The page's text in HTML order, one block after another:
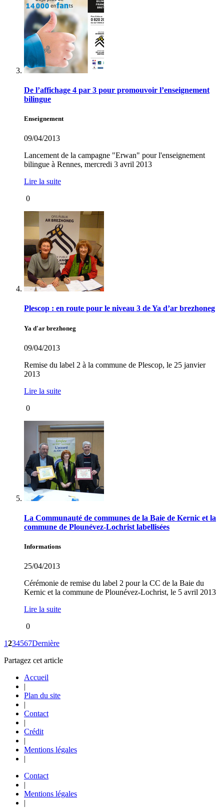
De l’affichage 4 par 3 pour promouvoir l’enseignement
bilingue
Enseignement
09/04/2013
Lancement de la campagne "Erwan" pour l'enseignement
bilingue à Rennes, mercredi 3 avril 2013
Lire la suite
0
Plescop : en route pour le niveau 3 de Ya d’ar brezhoneg
Ya d'ar brezhoneg
09/04/2013
Remise du label 2 à la commune de Plescop, le 25 janvier
2013
Lire la suite
0
La Communauté de communes de la Baie de Kernic et la
commune de Plounévez-Lochrist labellisées
Informations
25/04/2013
Cérémonie de remise du label 2 pour la CC de la Baie du
Kernic et la commune de Plounévez-Lochrist, le 5 avril 2013
Lire la suite
0
1234567Dernière
Partagez cet article
Accueil
|
Plan du site
|
Contact
|
Crédit
|
Mentions légales
|
Contact
|
Mentions légales
|